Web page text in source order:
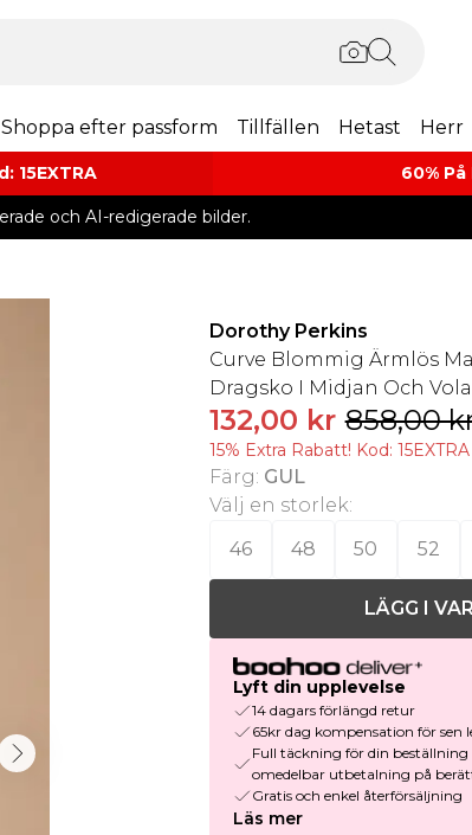
Shoppa efter passform Tillfällen Hetast Herr
15EXTRA 60%
och AI-redigerade bilder.
Dorothy Perkins
Curve Blommig Ärmlös
Dragsko I Midjan Och
132,00 kr 858,00
15% Extra Rabatt! Kod: 15EXTRA
Färg: GUL
Välj en storlek:
46
48 50 52
LÄGG I
Lyft din upplevelse
14 dagars förlängd retur
65kr dag kompensation för sen
Full täckning för din beställning
omedelbar utbetalning på
Gratis och enkel återförsäljning
Läs mer